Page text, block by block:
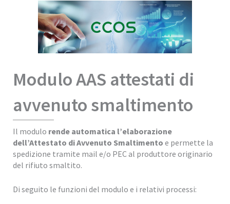
Modulo AAS attestati di
avvenuto smaltimento
Il modulo rende automatica l’elaborazione
dell’Attestato di Avvenuto Smaltimento e permette la
spedizione tramite mail e/o PEC al produttore originario
del rifiuto smaltito.
Di seguito le funzioni del modulo e i relativi processi: